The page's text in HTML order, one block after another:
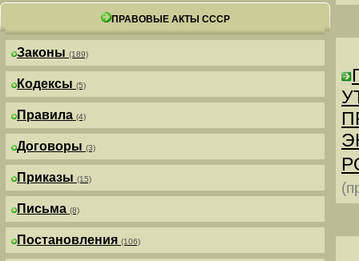
ПРАВОВЫЕ АКТЫ СССР
Законы (189)
Кодексы (5)
Правила (4)
Договоры (3)
Приказы (15)
Письма (8)
Постановления (106)